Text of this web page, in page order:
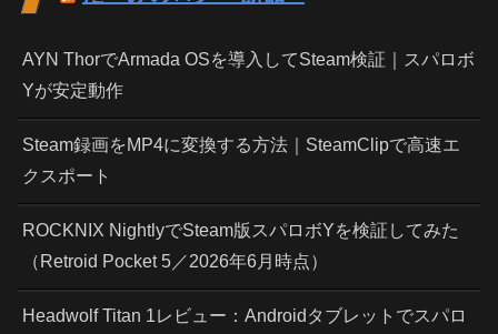
AYN ThorでArmada OSを導入してSteam検証｜スパロボ
Yが安定動作
Steam録画をMP4に変換する方法｜SteamClipで高速エ
クスポート
ROCKNIX NightlyでSteam版スパロボYを検証してみた
（Retroid Pocket 5／2026年6月時点）
Headwolf Titan 1レビュー：Androidタブレットでスパロ